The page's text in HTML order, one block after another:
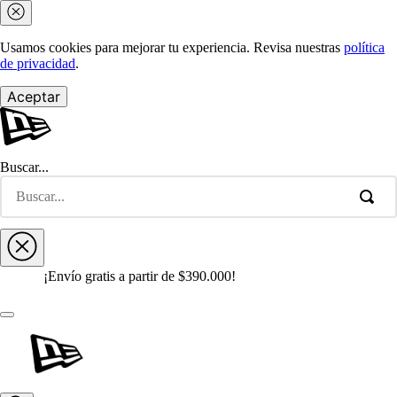
Usamos cookies para mejorar tu experiencia. Revisa nuestras política
de privacidad.
Aceptar
Buscar...
¡Envío gratis a partir de $390.000!